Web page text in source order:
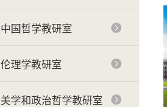
中国哲学教研室
伦理学教研室
美学和政治哲学教研室